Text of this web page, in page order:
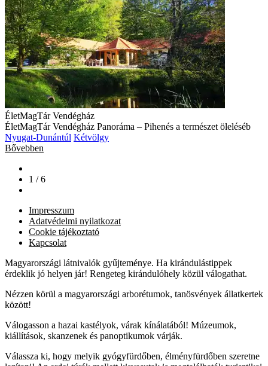
ÉletMagTár Vendégház
ÉletMagTár Vendégház Panoráma – Pihenés a természet öleléséb
Nyugat-Dunántúl Kétvölgy
Bővebben
1 / 6
Impresszum
Adatvédelmi nyilatkozat
Cookie tájékoztató
Kapcsolat
Magyarországi látnivalók gyűjteménye. Ha kirándulástippek
érdeklik jó helyen jár! Rengeteg kirándulóhely közül válogathat.
Nézzen körül a magyarországi arborétumok, tanösvények állatkertek
között!
Válogasson a hazai kastélyok, várak kínálatából! Múzeumok,
kiállítások, skanzenek és panoptikumok várják.
Válassza ki, hogy melyik gyógyfürdőben, élményfürdőben szeretne